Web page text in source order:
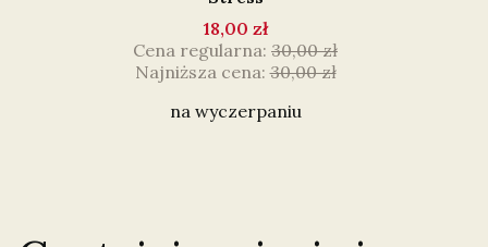
18,00 zł
Cena regularna: 30,00 zł
Najniższa cena: 30,00 zł
na wyczerpaniu